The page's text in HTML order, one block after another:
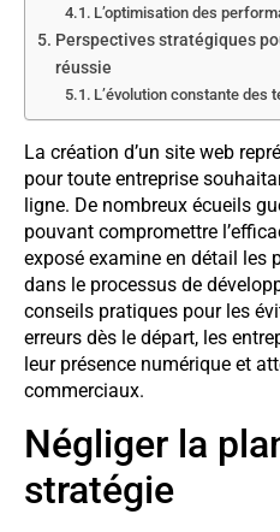
L’optimisation des
Perspectives stratégiques
réussie
L’évolution constante des
La création d’un site web
pour toute entreprise
ligne. De nombreux écueils
pouvant compromettre
exposé examine en détail les
dans le processus de
conseils pratiques pour les
erreurs dès le départ, les
leur présence numérique et
commerciaux.
Négliger la
stratégie